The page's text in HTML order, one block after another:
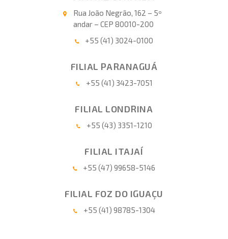
Rua João Negrão, 162 – 5º
andar – CEP 80010-200
+55 (41) 3024-0100
FILIAL PARANAGUÁ
+55 (41) 3423-7051
FILIAL LONDRINA
+55 (43) 3351-1210
FILIAL ITAJAÍ
+55 (47) 99658-5146
FILIAL FOZ DO IGUAÇU
+55 (41) 98785-1304